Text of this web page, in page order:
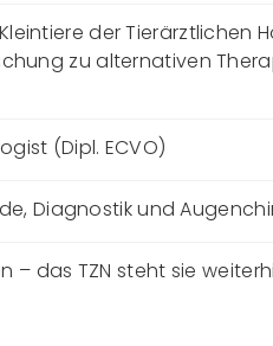
der Tierärztlichen
zu alternativen
(Dipl. ECVO)
Diagnostik und
das TZN steht sie